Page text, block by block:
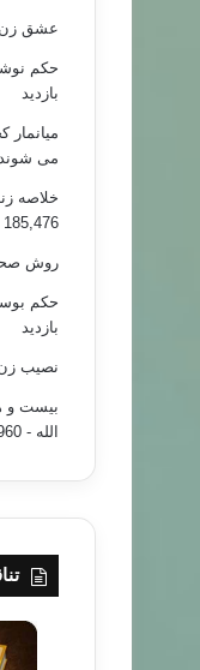
عشق زن
حکم
بازدید
می
خلاصه
185,476 بازدید
روش
حکم
بازدید
نصیب
بیست و
الله - 148,960 بازدید